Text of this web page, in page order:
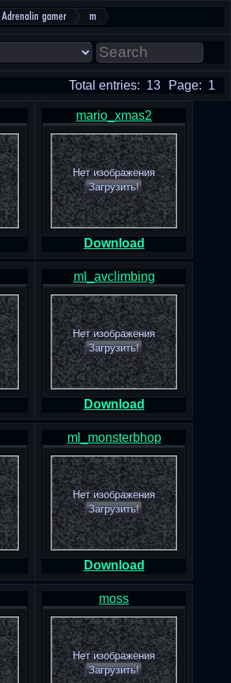
Adrenalin gamer m
Page: 1
Total entries: 13
mario_xmas2
Нет изображения
Загрузить!
Download
ml_avclimbing
Нет изображения
Загрузить!
Download
ml_monsterbhop
Нет изображения
Загрузить!
Download
moss
Нет изображения
Загрузить!